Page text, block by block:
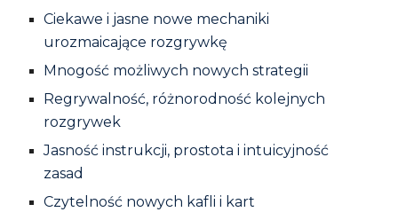
Ciekawe i jasne nowe mechaniki
urozmaicające rozgrywkę
Mnogość możliwych nowych strategii
Regrywalność, różnorodność kolejnych
rozgrywek
Jasność instrukcji, prostota i intuicyjność
zasad
Czytelność nowych kaflii kart